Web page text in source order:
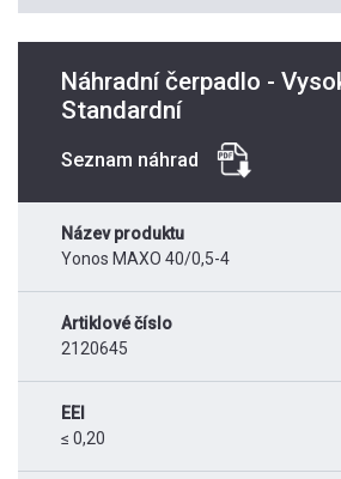
Náhradní čerpadlo -
Standardní
Seznam náhrad
Název produktu
Yonos MAXO 40/0,5-4
Artiklové číslo
2120645
EEI
≤ 0,20